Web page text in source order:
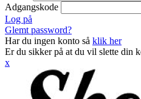
Adgangskode
Log på
Glemt password?
Har du ingen konto så klik her
Er du sikker på at du vil slette din
x